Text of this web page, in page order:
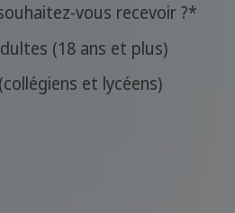
vous recevoir ?*
(18 ans et plus)
et lycéens)